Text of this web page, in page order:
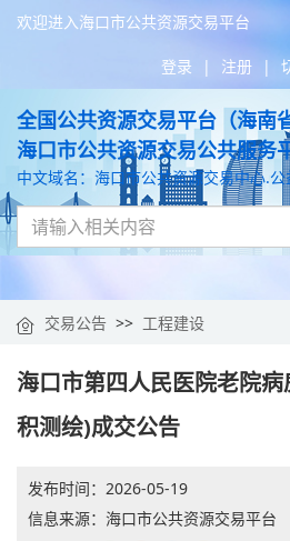
欢迎进入海口市公共资源交易平台
登录 | 注册 |
全国公共资源交易平台（海南
海口市公共资源交易公共服务
中文域名：海口市公共资源交易中心.公
交易公告 >> 工程建设
海口市第四人民医院老院
积测绘)成交公告
发布时间： 2026-05-19
信息来源：海口市公共资源交易平台